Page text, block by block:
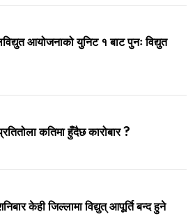
आयोजनाको युनिट १ बाट पुनः विद्युत
कतिमा हुँदैछ कारोबार ?
केही जिल्लामा विद्युत् आपूर्ति बन्द हुने